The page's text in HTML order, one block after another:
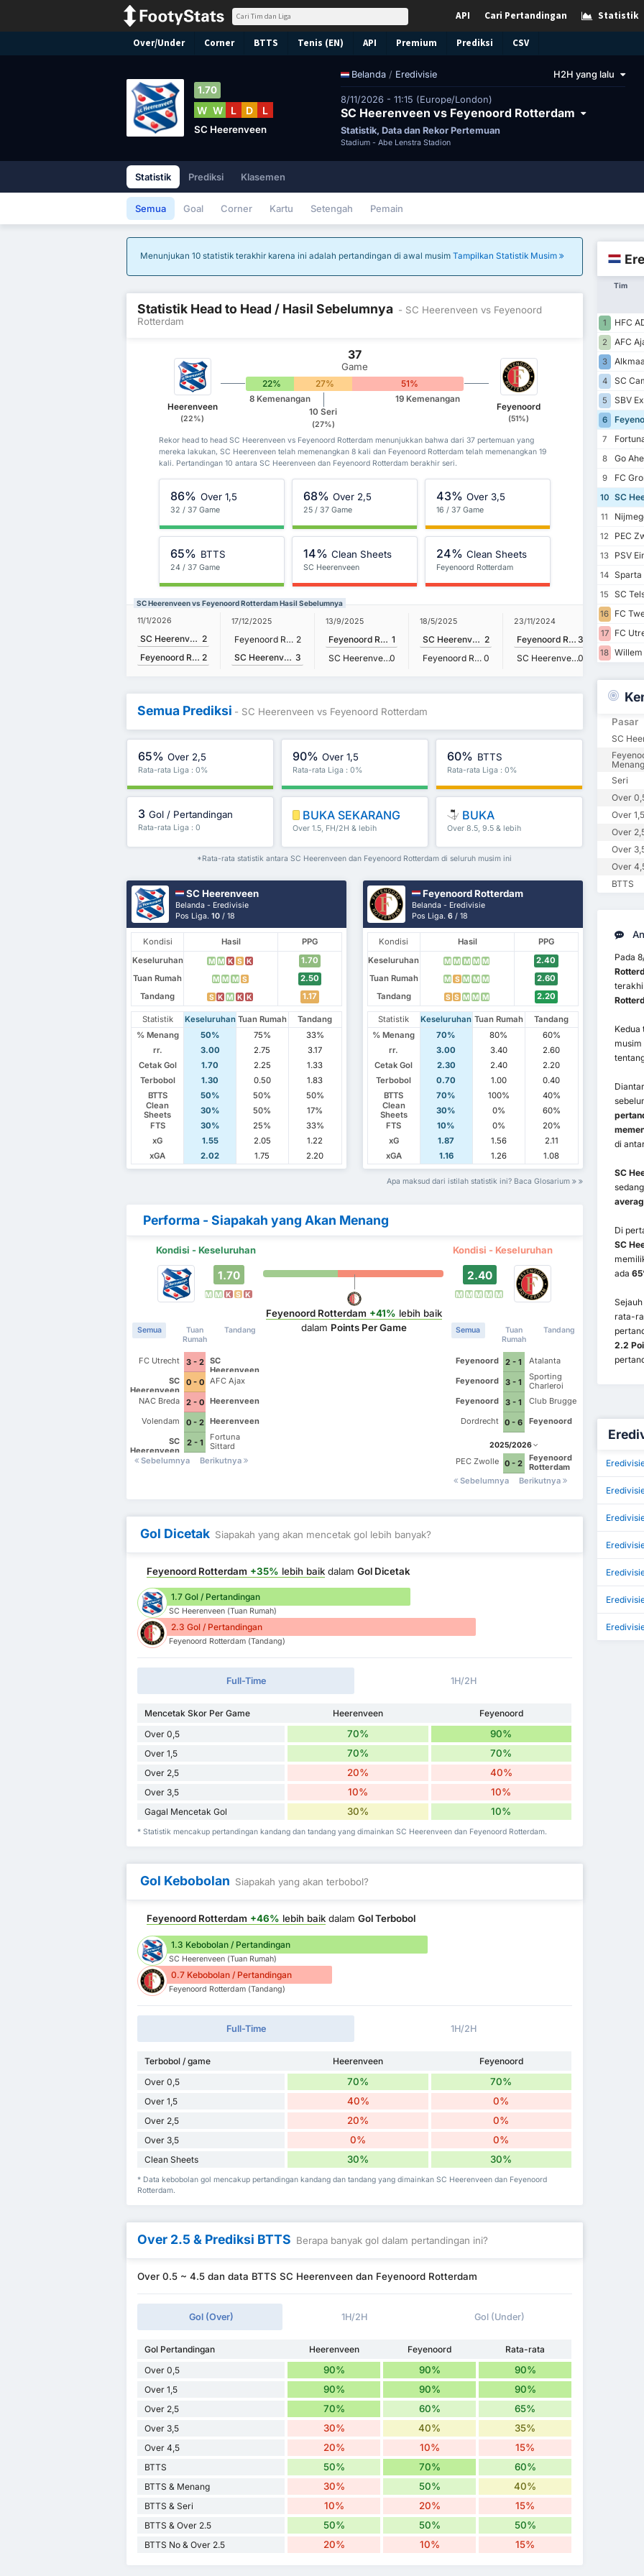
Statistik
Cari Pertandingan
API
Over/Under Corner BTTS Tenis (EN) API Premium Prediksi CSV
Belanda / Eredivisie H2H yang lalu
8/11/2026 - 11:15 (Europe/London)
SC Heerenveen vs Feyenoord Rotterdam
Statistik, Data dan Rekor Pertemuan
Stadium - Abe Lenstra Stadion
1.70
W W L D L
SC Heerenveen
Statistik Prediksi Klasemen
Semua Goal Corner Kartu Setengah Pemain
Menunjukan 10 statistik terakhir karena ini adalah pertandingan di awal musim Tampilkan Statistik Musim
Statistik Head to Head / Hasil Sebelumnya - SC Heerenveen vs Feyenoord
Rotterdam
Heerenveen
(22%)
37
Game
22% 27% 51%
8 Kemenangan
10 Seri
(27%)
19 Kemenangan
Feyenoord
(51%)
Rekor head to head SC Heerenveen vs Feyenoord Rotterdam menunjukkan bahwa dari 37 pertemuan yang
mereka lakukan, SC Heerenveen telah memenangkan 8 kali dan Feyenoord Rotterdam telah memenangkan 19
kali. Pertandingan 10 antara SC Heerenveen dan Feyenoord Rotterdam berakhir seri.
86% Over 1,5
32 / 37 Game
68% Over 2,5
25 / 37 Game
43% Over 3,5
16 / 37 Game
65% BTTS
24 / 37 Game
14% Clean Sheets
SC Heerenveen
24% Clean Sheets
Feyenoord Rotterdam
SC Heerenveen vs Feyenoord Rotterdam Hasil Sebelumnya
11/1/2026
SC Heerenveen 2
Feyenoord Rotterdam 2
17/12/2025
Feyenoord Rotterdam 2
SC Heerenveen 3
13/9/2025
Feyenoord Rotterdam 1
SC Heerenveen0
18/5/2025
SC Heerenveen 2
Feyenoord Rotterdam 0
23/11/2024
Feyenoord Rotterdam 3
SC Heerenveen0
17/3/
Semua Prediksi - SC Heerenveen vs Feyenoord Rotterdam
65% Over 2,5
Rata-rata Liga : 0%
90% Over 1,5
Rata-rata Liga : 0%
60% BTTS
Rata-rata Liga : 0%
3 Gol / Pertandingan
Rata-rata Liga : 0
BUKA SEKARANG
Over 1.5, FH/2H & lebih
BUKA
Over 8.5, 9.5 & lebih
*Rata-rata statistik antara SC Heerenveen dan Feyenoord Rotterdam di seluruh musim ini
SC Heerenveen
Belanda - Eredivisie
Pos Liga.10 / 18
Kondisi Hasil
PPG
Keseluruhan
M M K S K
1.70
Tuan Rumah
M M M S
2.50
Tandang
S K M K K 1.17
Statistik Keseluruhan Tuan Rumah
Tandang
% Menang
50% 75%
33%
rr.
3.00 2.75
3.17
Cetak Gol
1.70 2.25
1.33
Terbobol
1.30 0.50
1.83
BTTS
50% 50%
50%
Clean
Sheets
30% 50%
17%
FTS
30% 25%
33%
xG
1.55 2.05
1.22
xGA
2.02 1.75 2.20
Feyenoord Rotterdam
Belanda - Eredivisie
Pos Liga.6 / 18
Kondisi Hasil
PPG
Keseluruhan
M M M M M
2.40
Tuan Rumah
M S M M M
2.60
Tandang
S S M M M 2.20
Statistik Keseluruhan Tuan Rumah
Tandang
% Menang
70% 80%
60%
rr.
3.00 3.40
2.60
Cetak Gol
2.30 2.40
2.20
Terbobol
0.70 1.00
0.40
BTTS
70% 100%
40%
Clean
Sheets
30% 0%
60%
FTS
10% 0%
20%
xG
1.87 1.56
2.11
xGA
1.16 1.26 1.08
Apa maksud dari istilah statistik ini? Baca Glosarium
Performa - Siapakah yang Akan Menang
Kondisi - Keseluruhan Kondisi - Keseluruhan
1.70
M M K S K
Semua
Tuan
Rumah
Tandang
FC Utrecht 3 - 2
SC
Heerenveen
SC
Heerenveen
0 - 0
AFC Ajax
NAC Breda
2 - 0
Heerenveen
Volendam
0 - 2
Heerenveen
SC
Heerenveen
2 - 1
Fortuna
Sittard
Sebelumnya
Berikutnya
Feyenoord Rotterdam +41% lebih baik
dalam Points Per Game
2.40
M M M M M
Semua
Tuan
Rumah
Tandang
Feyenoord 2 - 1
Atalanta
Feyenoord
3 - 1
Sporting
Charleroi
Feyenoord
3 - 1
Club Brugge
Dordrecht 0 - 6 Feyenoord
2025/2026
PEC Zwolle 0 - 2
Feyenoord
Rotterdam
Sebelumnya
Berikutnya
Gol Dicetak Siapakah yang akan mencetak gol lebih banyak?
Feyenoord Rotterdam +35% lebih baik dalamGol Dicetak
1.7 Gol / Pertandingan
SC Heerenveen (Tuan Rumah)
2.3 Gol / Pertandingan
Feyenoord Rotterdam (Tandang)
Full-Time 1H/2H
Mencetak Skor Per Game Heerenveen
Feyenoord
Over 0,5
70% 90%
Over 1,5 70% 70%
Over 2,5 20% 40%
Over 3,5 10% 10%
Gagal Mencetak Gol 30% 10%
* Statistik mencakup pertandingan kandang dan tandang yang dimainkan SC Heerenveen dan Feyenoord Rotterdam.
Gol Kebobolan Siapakah yang akan terbobol?
Feyenoord Rotterdam +46% lebih baik dalamGol Terbobol
1.3 Kebobolan / Pertandingan
SC Heerenveen (Tuan Rumah)
0.7 Kebobolan / Pertandingan
Feyenoord Rotterdam (Tandang)
Full-Time 1H/2H
Terbobol / game Heerenveen
Feyenoord
Over 0,5
70% 70%
Over 1,5 40% 0%
Over 2,5 20% 0%
Over 3,5 0% 0%
Clean Sheets 30% 30%
* Data kebobolan gol mencakup pertandingan kandang dan tandang yang dimainkan SC Heerenveen dan Feyenoord
Rotterdam.
Over 2.5 & Prediksi BTTS Berapa banyak gol dalam pertandingan ini?
Over 0.5 ~ 4.5 dan data BTTS SC Heerenveen dan Feyenoord Rotterdam
Gol (Over) 1H/2H Gol (Under)
Gol Pertandingan Heerenveen Feyenoord
Rata-rata
Over 0,5
90% 90% 90%
Over 1,5 90% 90% 90%
Over 2,5 70% 60% 65%
Over 3,5 30% 40% 35%
Over 4,5 20% 10% 15%
BTTS 50% 70% 60%
BTTS & Menang 30% 50% 40%
BTTS & Seri 10% 20% 15%
BTTS & Over 2.5 50% 50% 50%
BTTS No & Over 2.5 20% 10% 15%
Tim
1 HFC
2 AFC
3
4 SC
5 SBV
6
7
8 Go
9 FC
10 SC
11
12 PEC
13 PSV
14 Sparta
15 SC
16 FC
17 FC
18 Willem
Pasar
SC
Menang
Seri
Over
Over 1,5
Over
Over
Over
BTTS
Pada
di
SC
Di
SC
ada
rata-
2.2